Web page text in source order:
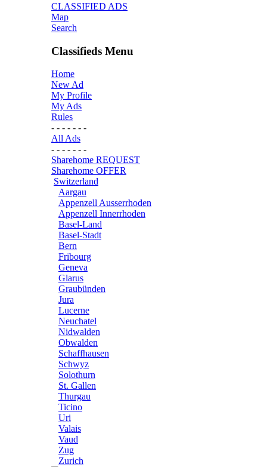
CLASSIFIED ADS
Map
Search
Classifieds Menu
Home
New Ad
My Profile
My Ads
Rules
- - - - - - -
All Ads
- - - - - - -
Sharehome REQUEST
Sharehome OFFER
Switzerland
Aargau
Appenzell Ausserrhoden
Appenzell Innerrhoden
Basel-Land
Basel-Stadt
Bern
Fribourg
Geneva
Glarus
Graubünden
Jura
Lucerne
Neuchatel
Nidwalden
Obwalden
Schaffhausen
Schwyz
Solothurn
St. Gallen
Thurgau
Ticino
Uri
Valais
Vaud
Zug
Zurich